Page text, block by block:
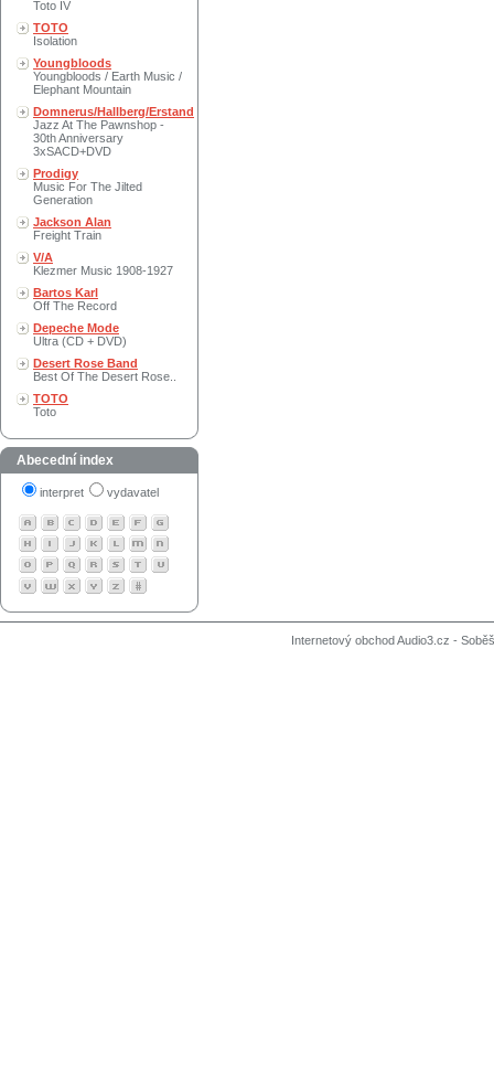
Toto IV
TOTO
Isolation
Youngbloods
Youngbloods / Earth Music /
Elephant Mountain
Domnerus/Hallberg/Erstand
Jazz At The Pawnshop -
30th Anniversary
3xSACD+DVD
Prodigy
Music For The Jilted
Generation
Jackson Alan
Freight Train
V/A
Klezmer Music 1908-1927
Bartos Karl
Off The Record
Depeche Mode
Ultra (CD + DVD)
Desert Rose Band
Best Of The Desert Rose..
TOTO
Toto
Abecední index
interpret vydavatel
Internetový obchod Audio3.cz -